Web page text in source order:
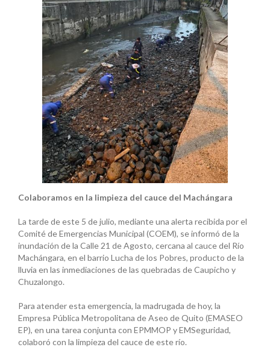
Colaboramos en la limpieza del cauce del Machángara
La tarde de este 5 de julio, mediante una alerta recibida por el
Comité de Emergencias Municipal (COEM), se informó de la
inundación de la Calle 21 de Agosto, cercana al cauce del Río
Machángara, en el barrio Lucha de los Pobres, producto de la
lluvia en las inmediaciones de las quebradas de Caupicho y
Chuzalongo.
Para atender esta emergencia, la madrugada de hoy, la
Empresa Pública Metropolitana de Aseo de Quito (EMASEO
EP), en una tarea conjunta con EPMMOP y EMSeguridad,
colaboró con la limpieza del cauce de este río.